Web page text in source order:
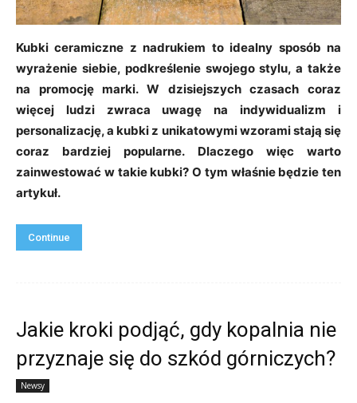
Kubki ceramiczne z nadrukiem to idealny sposób na
wyrażenie siebie, podkreślenie swojego stylu, a także
na promocję marki. W dzisiejszych czasach coraz
więcej ludzi zwraca uwagę na indywidualizm i
personalizację, a kubki z unikatowymi wzorami stają się
coraz bardziej popularne. Dlaczego więc warto
zainwestować w takie kubki? O tym właśnie będzie ten
artykuł.
Continue
Jakie kroki podjąć, gdy kopalnia nie
przyznaje się do szkód górniczych?
Newsy